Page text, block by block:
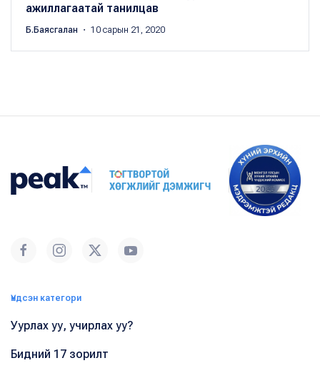
ажиллагаатай танилцав
Б.Баясгалан ・ 10 сарын 21, 2020
Үндсэн категори
Уурлах уу, учирлах уу?
Бидний 17 зорилт